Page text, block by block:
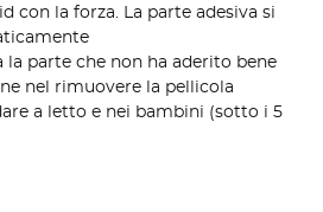
con la forza. La parte adesiva si
la parte che non ha aderito bene
nel rimuovere la pellicola
a letto e nei bambini (sotto i 5